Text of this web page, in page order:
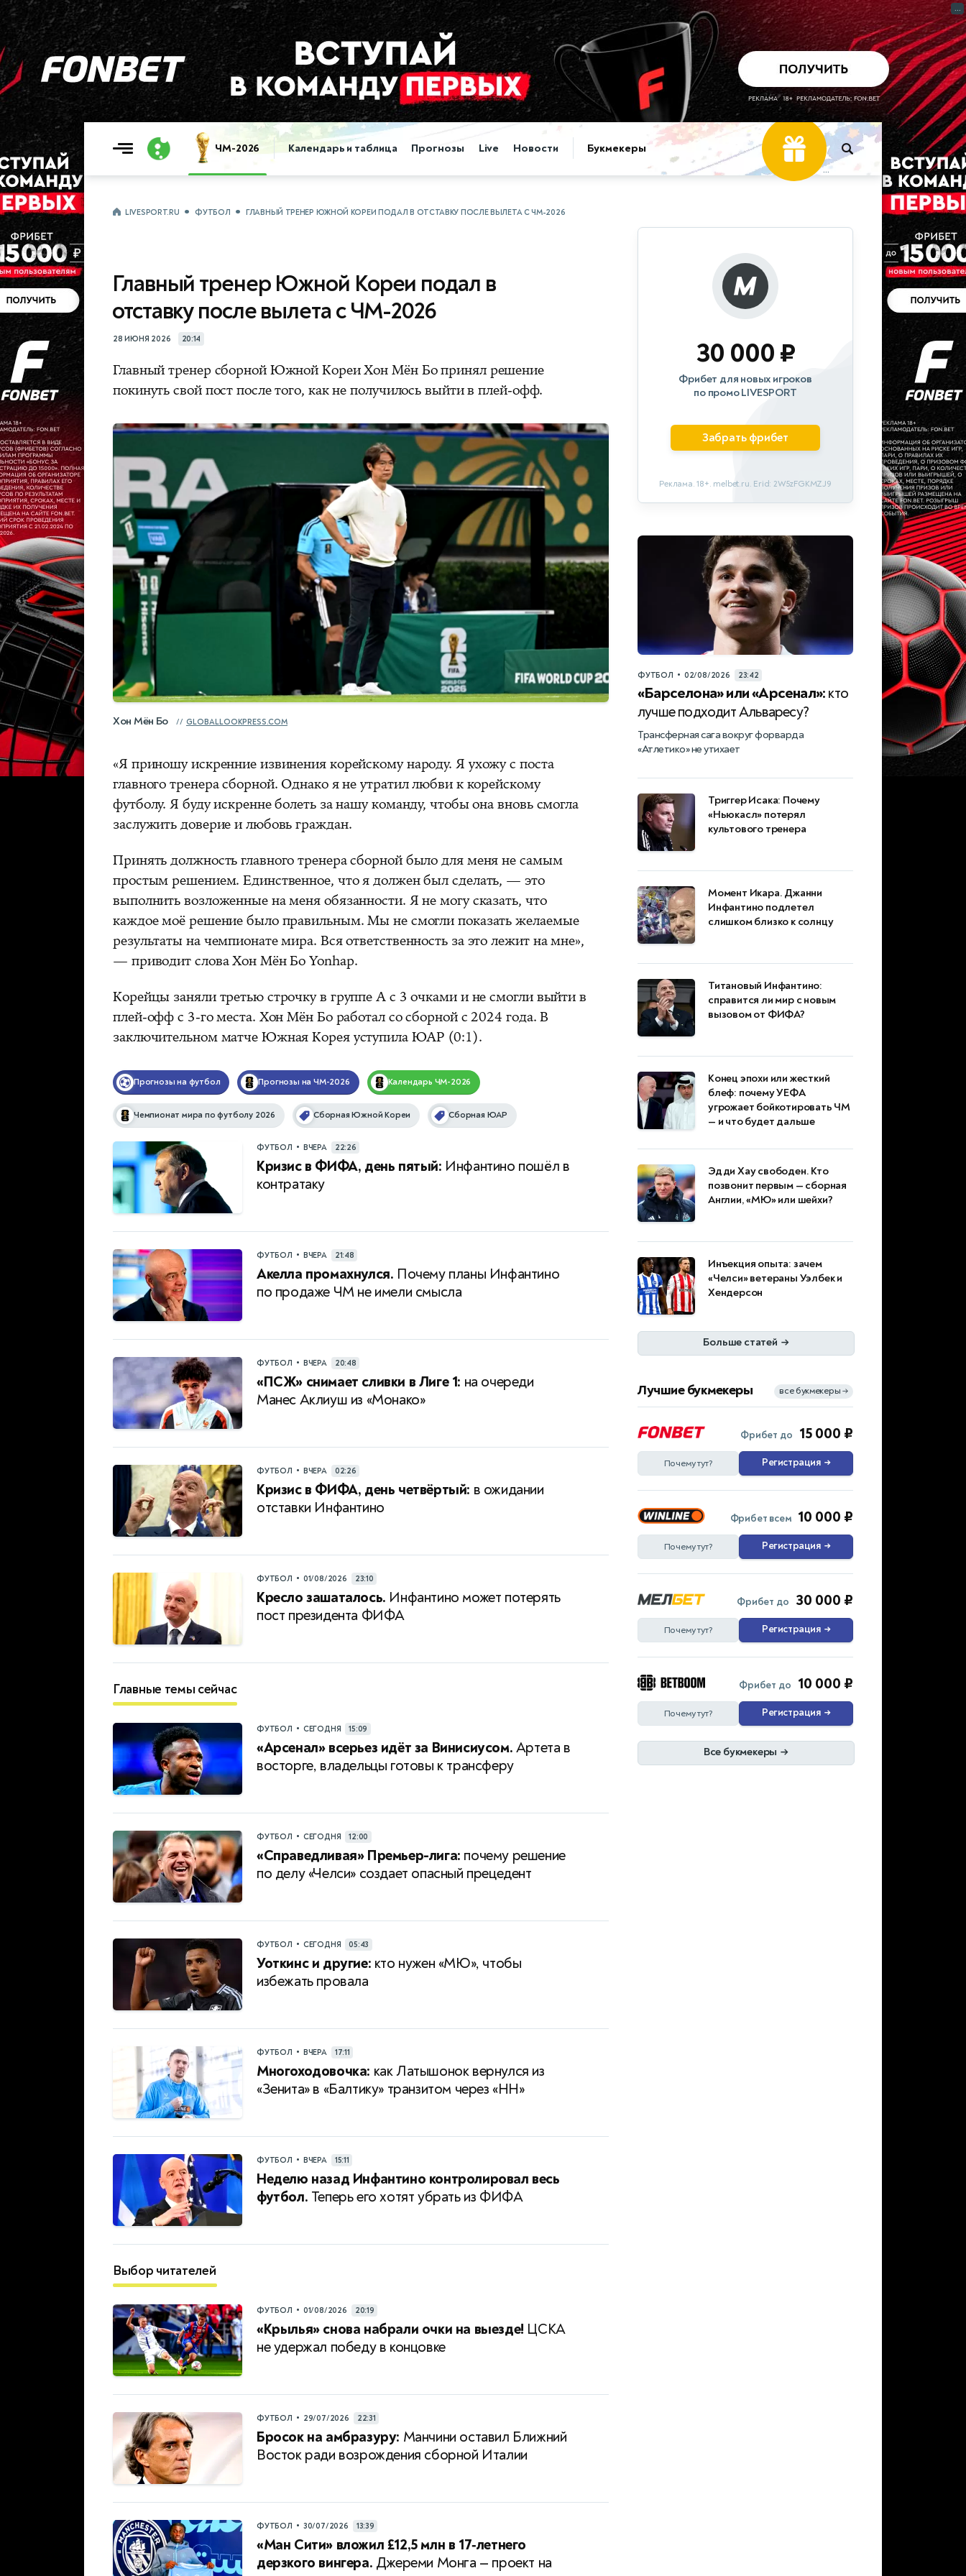
ЧМ-2026 Календарь и таблица Прогнозы Live Новости Букмекеры
...
LIVESPORT.RU ФУТБОЛ ГЛАВНЫЙ ТРЕНЕР ЮЖНОЙ КОРЕИ ПОДАЛ В ОТСТАВКУ ПОСЛЕ ВЫЛЕТА С ЧМ-2026
Главный тренер Южной Кореи подал в
отставку после вылета с ЧМ-2026
28 ИЮНЯ 2026 20:14
Главный тренер сборной Южной Кореи Хон Мён Бо принял решение
покинуть свой пост после того, как не получилось выйти в плей-офф.
Хон Мён Бо GLOBALLOOKPRESS.COM
«Я приношу искренние извинения корейскому народу. Я ухожу с поста
главного тренера сборной. Однако я не утратил любви к корейскому
футболу. Я буду искренне болеть за нашу команду, чтобы она вновь смогла
заслужить доверие и любовь граждан.
Принять должность главного тренера сборной было для меня не самым
простым решением. Единственное, что я должен был сделать, — это
выполнить возложенные на меня обязанности. Я не могу сказать, что
каждое моё решение было правильным. Мы не смогли показать желаемые
результаты на чемпионате мира. Вся ответственность за это лежит на мне»,
— приводит слова Хон Мён Бо Yonhap.
Корейцы заняли третью строчку в группе А с 3 очками и не смогли выйти в
плей-офф с 3-го места. Хон Мён Бо работал со сборной с 2024 года. В
заключительном матче Южная Корея уступила ЮАР (0:1).
Прогнозы на футбол Прогнозы на ЧМ-2026 Календарь ЧМ-2026
Чемпионат мира по футболу 2026 Сборная Южной Кореи Сборная ЮАР
ФУТБОЛ • ВЧЕРА 22:26
Кризис в ФИФА, день пятый: Инфантино пошёл в
контратаку
ФУТБОЛ • ВЧЕРА 21:48
Акелла промахнулся. Почему планы Инфантино
по продаже ЧМ не имели смысла
ФУТБОЛ • ВЧЕРА 20:48
«ПСЖ» снимает сливки в Лиге 1: на очереди
Манес Аклиуш из «Монако»
ФУТБОЛ • ВЧЕРА 02:26
Кризис в ФИФА, день четвёртый: в ожидании
отставки Инфантино
ФУТБОЛ • 01/08/2026 23:10
Кресло зашаталось. Инфантино может потерять
пост президента ФИФА
Главные темы сейчас
ФУТБОЛ • СЕГОДНЯ 15:09
«Арсенал» всерьез идёт за Винисиусом. Артета в
восторге, владельцы готовы к трансферу
ФУТБОЛ • СЕГОДНЯ 12:00
«Справедливая» Премьер-лига: почему решение
по делу «Челси» создает опасный прецедент
ФУТБОЛ • СЕГОДНЯ 05:43
Уоткинс и другие: кто нужен «МЮ», чтобы
избежать провала
ФУТБОЛ • ВЧЕРА 17:11
Многоходовочка: как Латышонок вернулся из
«Зенита» в «Балтику» транзитом через «НН»
ФУТБОЛ • ВЧЕРА 15:11
Неделю назад Инфантино контролировал весь
футбол. Теперь его хотят убрать из ФИФА
Выбор читателей
ФУТБОЛ • 01/08/2026 20:19
«Крылья» снова набрали очки на выезде! ЦСКА
не удержал победу в концовке
ФУТБОЛ • 29/07/2026 22:31
Бросок на амбразуру: Манчини оставил Ближний
Восток ради возрождения сборной Италии
ФУТБОЛ • 30/07/2026 13:39
«Ман Сити» вложил £12,5 млн в 17‑летнего
дерзкого вингера. Джереми Монга — проект на
30 000 ₽
Фрибет для новых игроков
по промо LIVESPORT
Забрать фрибет
Реклама. 18+. melbet.ru. Erid: 2W5zFGKMZJ9
ФУТБОЛ • 02/08/2026 23:42
«Барселона» или «Арсенал»: кто
лучше подходит Альваресу?
Трансферная сага вокруг форварда
«Атлетико» не утихает
Триггер Исака: Почему
«Ньюкасл» потерял
культового тренера
Момент Икара. Джанни
Инфантино подлетел
слишком близко к солнцу
Титановый Инфантино:
справится ли мир с новым
вызовом от ФИФА?
Конец эпохи или жесткий
блеф: почему УЕФА
угрожает бойкотировать ЧМ
— и что будет дальше
Эдди Хау свободен. Кто
позвонит первым — сборная
Англии, «МЮ» или шейхи?
Инъекция опыта: зачем
«Челси» ветераны Уэлбек и
Хендерсон
Больше статей →
Лучшие букмекеры все букмекеры →
Фрибет до 15 000 ₽
Почему тут? Регистрация →
Фрибет всем 10 000 ₽
Почему тут? Регистрация →
Фрибет до 30 000 ₽
Почему тут? Регистрация →
Фрибет до 10 000 ₽
Почему тут? Регистрация →
Все букмекеры →
...